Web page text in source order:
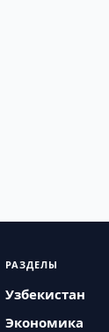
РАЗДЕЛЫ
Узбекистан
Экономика